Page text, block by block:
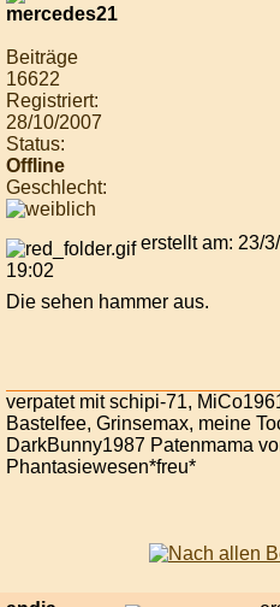
Beiträge
16622
Registriert:
28/10/2007
Status:
Offline
Geschlecht:
erstellt am: 23/
19:02
Die sehen hammer aus.
verpatet mit schipi-71,
Bastelfee, Grinsemax, meine
DarkBunny1987 Patenmama
Phantasiewesen*freu*